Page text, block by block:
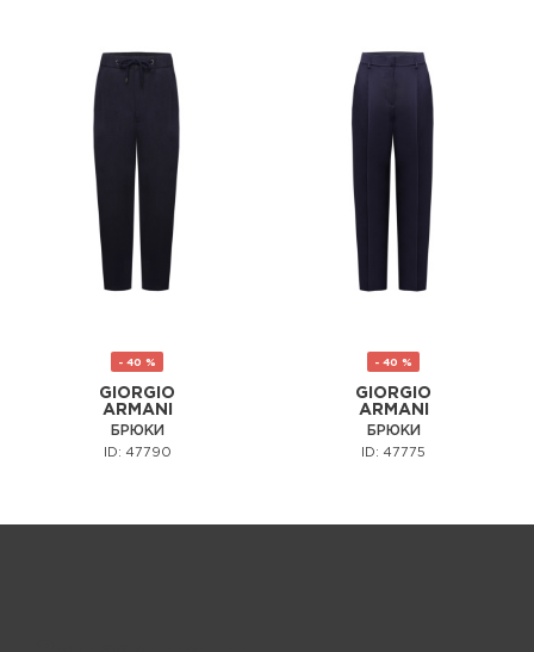
- 40 %
GIORGIO
ARMANI
БРЮКИ
ID: 47790
- 40 %
GIORGIO
ARMANI
БРЮКИ
ID: 47775